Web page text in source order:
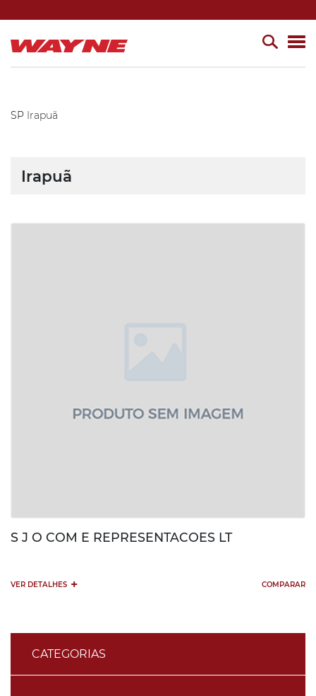
SP Irapuã
CATEGORIAS
Irapuã
S J O COM E REPRESENTACOES LT
VER DETALHES + COMPARAR